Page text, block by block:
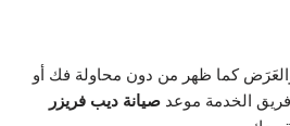
والعَرَض كما ظهر من دون محاولة فك أو
الخدمة موعد صيانة ديب فريزر